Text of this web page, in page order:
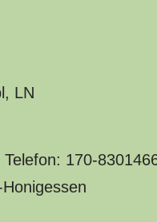
LN
170-